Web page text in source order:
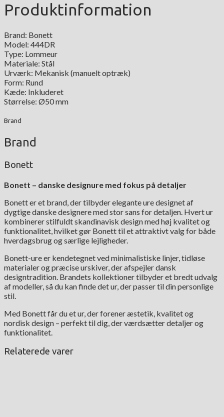
Produktinformation
Brand: Bonett
Model: 444DR
Type: Lommeur
Materiale: Stål
Urværk: Mekanisk (manuelt optræk)
Form: Rund
Kæde: Inkluderet
Størrelse: Ø50 mm
Brand
Brand
Bonett
Bonett – danske designure med fokus på detaljer
Bonett er et brand, der tilbyder elegante ure designet af
dygtige danske designere med stor sans for detaljen. Hvert ur
kombinerer stilfuldt skandinavisk design med høj kvalitet og
funktionalitet, hvilket gør Bonett til et attraktivt valg for både
hverdagsbrug og særlige lejligheder.
Bonett-ure er kendetegnet ved minimalistiske linjer, tidløse
materialer og præcise urskiver, der afspejler dansk
designtradition. Brandets kollektioner tilbyder et bredt udvalg
af modeller, så du kan finde det ur, der passer til din personlige
stil.
Med Bonett får du et ur, der forener æstetik, kvalitet og
nordisk design – perfekt til dig, der værdsætter detaljer og
funktionalitet.
Relaterede varer